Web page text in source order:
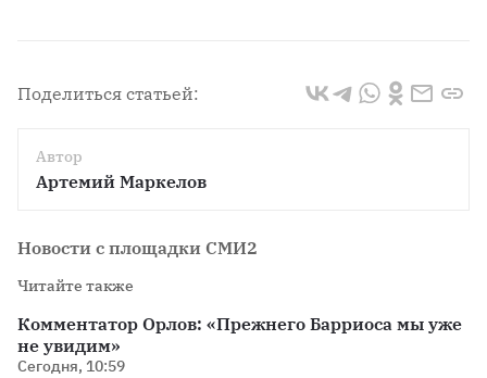
Поделиться статьей:
Автор
Артемий Маркелов
Новости с площадки СМИ2
Читайте также
Комментатор Орлов: «Прежнего Барриоса мы уже
не увидим»
Сегодня, 10:59